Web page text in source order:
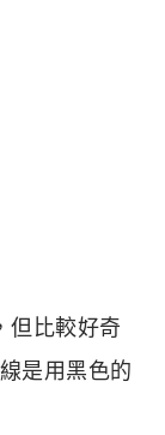
但比較好奇
是用黑色的